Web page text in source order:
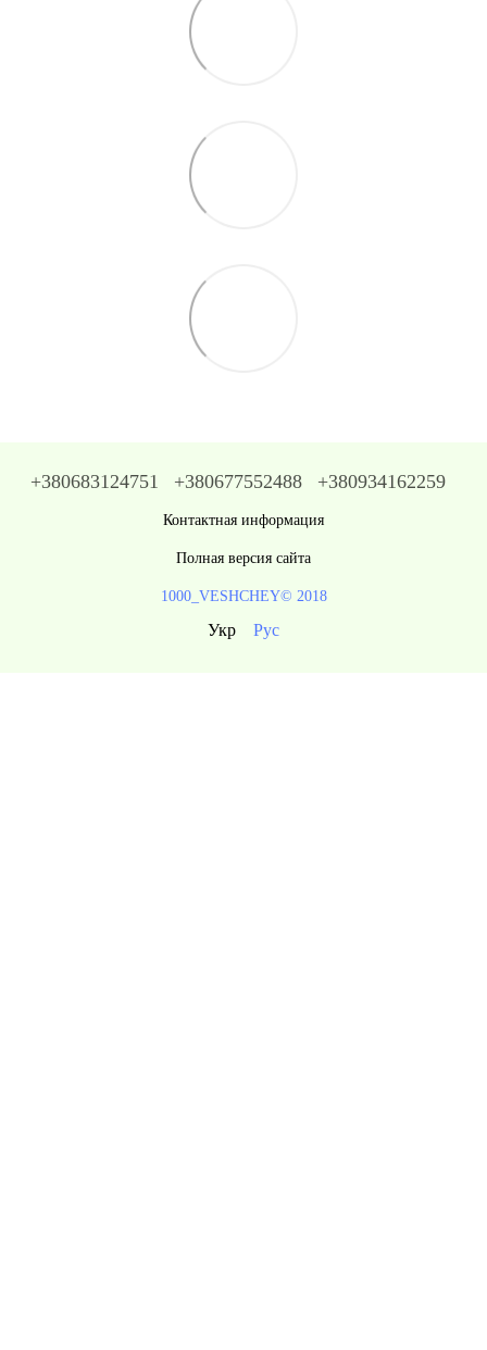
+380683124751 +380677552488 +380934162259
Контактная информация
Полная версия сайта
1000_VESHCHEY© 2018
Укр Рус